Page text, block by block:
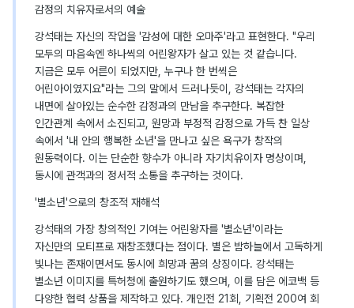
감정의 치유자로서의 예술
강석태는 자신의 작업을 '감성에 대한 오마주'라고 표현한다. "우리
모두의 마음속엔 하나씩의 어린왕자가 살고 있는 것 같습니다.
지금은 모두 어른이 되었지만, 누구나 한 번씩은
어린아이였지요"라는 그의 말에서 드러나듯이, 강석태는 각자의
내면에 살아있는 순수한 감정과의 만남을 추구한다. 복잡한
인간관계 속에서 소진되고, 원망과 부정적 감정으로 가득 찬 일상
속에서 '내 안의 행복한 소년'을 만나고 싶은 욕구가 창작의
원동력이다. 이는 단순한 향수가 아니라 자기치유이자 명상이며,
동시에 관객과의 정서적 소통을 추구하는 것이다.
'별소년'으로의 창조적 재해석
강석태의 가장 창의적인 기여는 어린왕자를 '별소년'이라는
자신만의 모티프로 재창조했다는 점이다. 별은 밤하늘에서 고독하게
빛나는 존재이면서도 동시에 희망과 꿈의 상징이다. 강석태는
별소년 이미지를 특허청에 출원하기도 했으며, 이를 담은 에코백 등
다양한 협력 상품을 제작하고 있다. 개인전 21회, 기획전 200여 회